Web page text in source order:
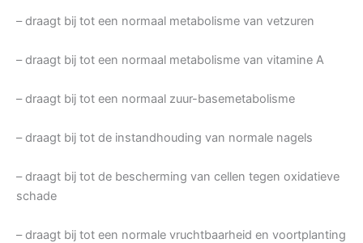
– draagt bij tot een normaal metabolisme van vetzuren
– draagt bij tot een normaal metabolisme van vitamine A
– draagt bij tot een normaal zuur-basemetabolisme
– draagt bij tot de instandhouding van normale nagels
– draagt bij tot de bescherming van cellen tegen oxidatieve
schade
– draagt bij tot een normale vruchtbaarheid en voortplanting